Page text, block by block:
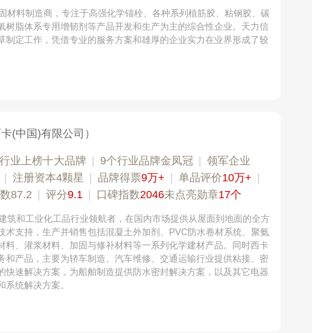
材料制造商，专注于高强化学锚栓、各种系列植筋胶、粘钢胶、碳
树脂体系专用增韧剂等产品开发和生产为主的综合性企业。天力信
制定工作，凭借专业的服务方案和雄厚的企业实力在业界形成了较
卡(中国)有限公司）
业上榜十大品牌 9个行业品牌金凤冠
领军企业
注册资本4颗星 品牌得票9万+ 单品评价10万+
87.2 评分9.1 口碑指数2046未点亮勋章17个
筑和工业化工品行业领航者，在国内市场提供从屋面到地面的全方
术支持，生产并销售包括混凝土外加剂、PVC防水卷材系统、聚氨
料、灌浆材料、加固与修补材料等一系列化学建材产品。同时西卡
和产品，主要为轿车制造、汽车维修、交通运输行业提供粘接、密
快速解决方案，为船舶制造提供防水密封解决方案，以及其它电器
统解决方案。